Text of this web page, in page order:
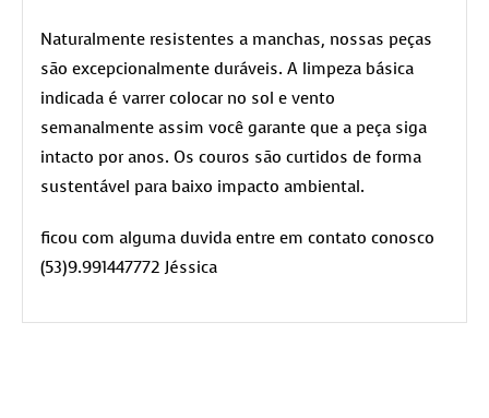
Naturalmente resistentes a manchas, nossas peças
são excepcionalmente duráveis. A limpeza básica
indicada é varrer colocar no sol e vento
semanalmente assim você garante que a peça siga
intacto por anos. Os couros são curtidos de forma
sustentável para baixo impacto ambiental.
ficou com alguma duvida entre em contato conosco
(53)9.991447772 Jéssica